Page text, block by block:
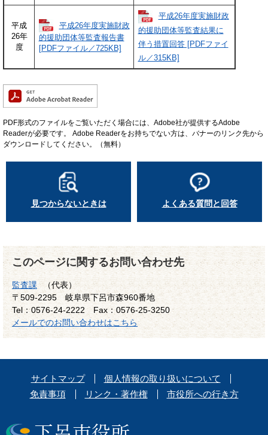
平成
26年
度
平成26年度実施財政
的援助団体等監査報告書
[PDFファイル／725KB]
平成26年度実施財政
的援助団体等監査結果に
伴う措置回答 [PDFファイ
ル／315KB]
PDF形式のファイルをご覧いただく場合には、Adobe社が提供するAdobe
Readerが必要です。
Adobe Readerをお持ちでない方は、バナーのリンク先から
ダウンロードしてください。（無料）
見つからないときは よくある質問と回答
このページに関するお問い合わせ先
監査課
（代表）
〒509-2295
岐阜県下呂市森960番地
Tel：0576-24-2222
Fax：0576-25-3250
メールでのお問い合わせはこちら
サイトマップ
個人情報の取り扱いについて
免責事項
リンク・著作権 市役所への行き方